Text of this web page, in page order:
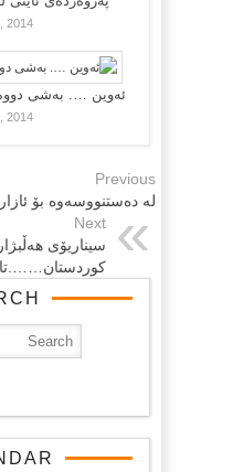
2014
ئەوین …. بەشی
2014
Previous
له‌ ده‌ستنووسه‌وه‌ بۆ
Next
سیناریۆی